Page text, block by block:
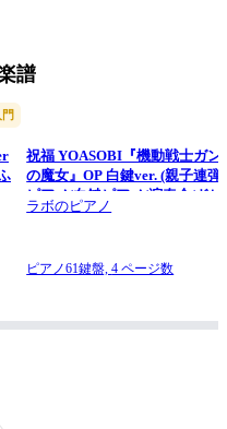
譜
門
祝福 YOASOBI『機動戦士ガン
の魔女』OP 白鍵ver. (親子連弾
ピアノ/白鍵ピアノ/演奏会/ド
鍵盤/piano) - Ayase
ラボのピアノ
ピアノ61鍵盤,4 ページ数